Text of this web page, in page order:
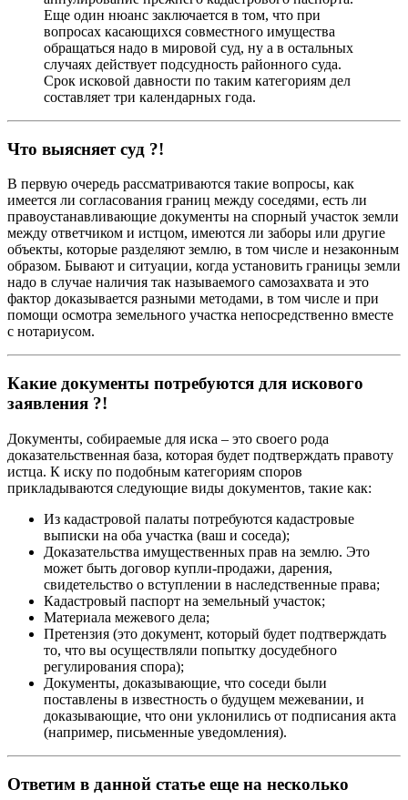
Еще один нюанс заключается в том, что при
вопросах касающихся совместного имущества
обращаться надо в мировой суд, ну а в остальных
случаях действует подсудность районного суда.
Срок исковой давности по таким категориям дел
составляет три календарных года.
Что выясняет суд ?!
В первую очередь рассматриваются такие вопросы, как
имеется ли согласования границ между соседями, есть ли
правоустанавливающие документы на спорный участок земли
между ответчиком и истцом, имеются ли заборы или другие
объекты, которые разделяют землю, в том числе и незаконным
образом. Бывают и ситуации, когда установить границы земли
надо в случае наличия так называемого самозахвата и это
фактор доказывается разными методами, в том числе и при
помощи осмотра земельного участка непосредственно вместе
с нотариусом.
Какие документы потребуются для искового
заявления ?!
Документы, собираемые для иска – это своего рода
доказательственная база, которая будет подтверждать правоту
истца. К иску по подобным категориям споров
прикладываются следующие виды документов, такие как:
Из кадастровой палаты потребуются кадастровые
выписки на оба участка (ваш и соседа);
Доказательства имущественных прав на землю. Это
может быть договор купли-продажи, дарения,
свидетельство о вступлении в наследственные права;
Кадастровый паспорт на земельный участок;
Материала межевого дела;
Претензия (это документ, который будет подтверждать
то, что вы осуществляли попытку досудебного
регулирования спора);
Документы, доказывающие, что соседи были
поставлены в известность о будущем межевании, и
доказывающие, что они уклонились от подписания акта
(например, письменные уведомления).
Ответим в данной статье еще на несколько